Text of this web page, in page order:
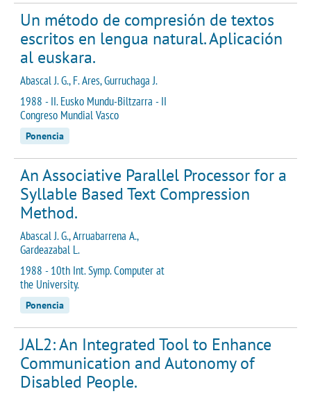
Un método de compresión de textos
escritos en lengua natural. Aplicación
al euskara.
Abascal J. G., F. Ares, Gurruchaga J.
1988 - II. Eusko Mundu-Biltzarra - II
Congreso Mundial Vasco
Ponencia
An Associative Parallel Processor for a
Syllable Based Text Compression
Method.
Abascal J. G., Arruabarrena A.,
Gardeazabal L.
1988 - 10th Int. Symp. Computer at
the University.
Ponencia
JAL2: An Integrated Tool to Enhance
Communication and Autonomy of
Disabled People.